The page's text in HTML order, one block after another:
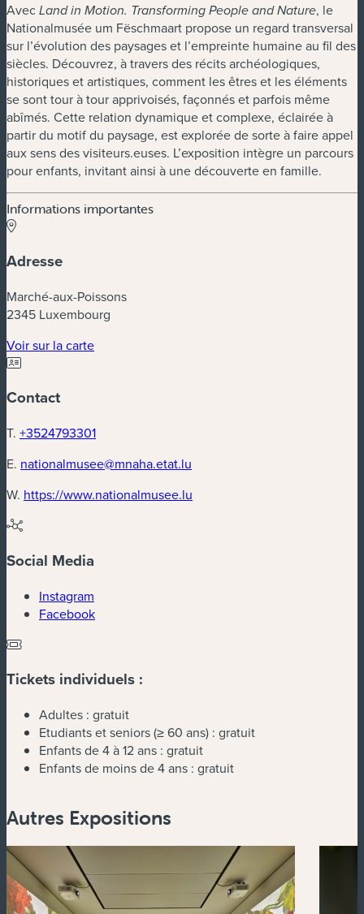
Avec Land in Motion. Transforming People and Nature, le
Nationalmusée um Fëschmaart propose un regard transversal
sur l’évolution des paysages et l’empreinte humaine au fil des
siècles. Découvrez, à travers des récits archéologiques,
historiques et artistiques, comment les êtres et les éléments
se sont tour à tour apprivoisés, façonnés et parfois même
abîmés. Cette relation dynamique et complexe, éclairée à
partir du motif du paysage, est explorée de sorte à faire appel
aux sens des visiteurs.euses. L’exposition intègre un parcours
pour enfants, invitant ainsi à une découverte en famille.
Informations importantes
Adresse
Marché-aux-Poissons
2345 Luxembourg
Voir sur la carte(nouvelle fenêtre)
Contact
T. +3524793301
E. nationalmusee@mnaha.etat.lu
W. https://www.nationalmusee.lu
Social Media
Instagram
Facebook(nouvelle fenêtre)
Tickets individuels :
Adultes : gratuit
Etudiants et seniors (≥ 60 ans) : gratuit
Enfants de 4 à 12 ans : gratuit
Enfants de moins de 4 ans : gratuit
Autres Expositions